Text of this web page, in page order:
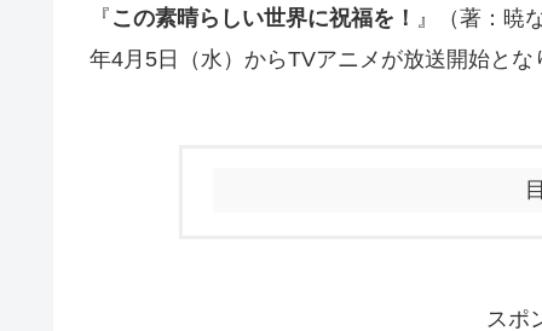
『 この素晴らしい世界に祝福を！ 』（著：暁
年4月5日（水）からTVアニメが放送開始とな
スポ